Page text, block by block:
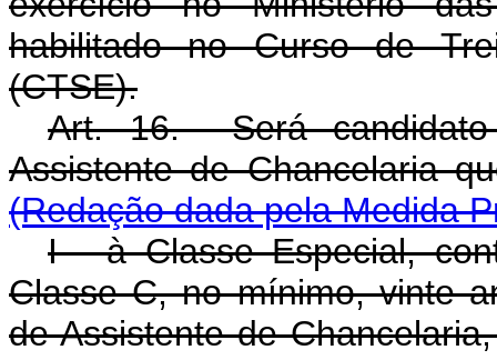
habilitado no Curso de
(CTSE).
Art. 16. Será
Assistente de Chancelaria
(Redação dada pela Medida
I - à Classe Especial,
Classe C, no mínimo, vinte
de Assistente de